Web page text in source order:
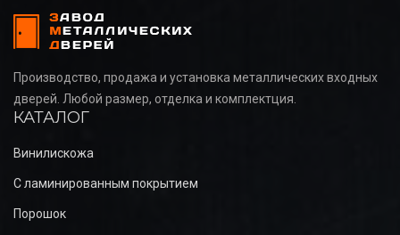
Производство, продажа и установка металлических входных
дверей. Любой размер, отделка и комплектция.
КАТАЛОГ
Винилискожа
С ламинированным покрытием
Порошок